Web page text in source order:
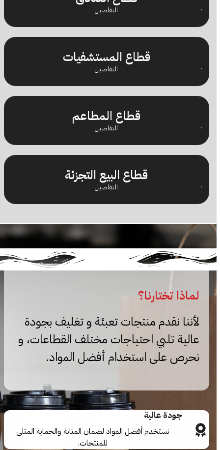
التفاصيل
قطاع المستشفيات
التفاصيل
قطاع المطاعم
التفاصيل
قطاع البيع التجزئة
التفاصيل
لماذا تختارنا؟
لأننا نقدم منتجات تعبئة و تغليف بجودة
عالية تلبي احتياجات مختلف القطاعات، و
نحرص على استخدام أفضل المواد.
جودة عالية
نستخدم أفضل المواد لضمان المتانة والحماية المثلى
للمنتجات.